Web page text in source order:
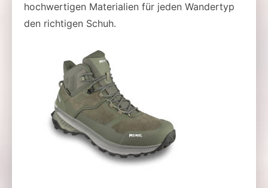
hochwertigen Materialien für jeden Wandertyp
den richtigen Schuh.